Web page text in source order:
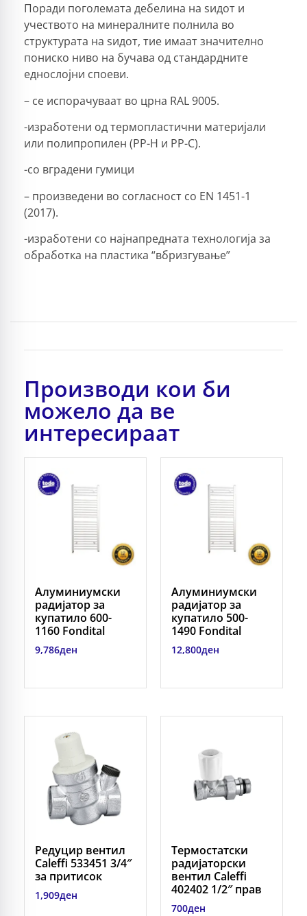
Поради поголемата дебелина на ѕидот и
учеството на минералните полнила во
структурата на ѕидот, тие имаат значително
пониско ниво на бучава од стандардните
еднослојни споеви.
– се испорачуваат во црна RAL 9005.
-изработени од термопластични материјали
или полипропилен (PP-H и PP-C).
-со вградени гумици
– произведени во согласност со EN 1451-1
(2017).
-изработени со најнапредната технологија за
обработка на пластика “вбризгување”
Производи кои би
можело да ве
интересираат
Алуминиумски
радијатор за
купатило 600-
1160 Fondital
9,786ден
Алуминиумски
радијатор за
купатило 500-
1490 Fondital
12,800ден
Редуцир вентил
Caleffi 533451 3/4″
за притисок
1,909ден
Термостатски
радијаторски
вентил Caleffi
402402 1/2″ прав
700ден